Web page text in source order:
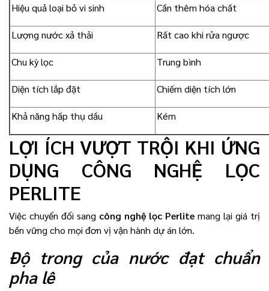
Hiệu quả loại bỏ vi sinh Cần thêm hóa chất
Lượng nước xả thải Rất cao khi rửa ngược
Chu kỳ lọc Trung bình
Diện tích lắp đặt Chiếm diện tích lớn
Khả năng hấp thụ dầu Kém
LỢI ÍCH VƯỢT TRỘI KHI ỨNG
DỤNG CÔNG NGHỆ LỌC
PERLITE
Việc chuyển đổi sang công nghệ lọc Perlite mang lại giá trị
bền vững cho mọi đơn vị vận hành dự án lớn.
Độ trong của nước đạt chuẩn
pha lê